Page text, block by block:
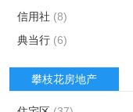
信用社 (8)
典当行 (6)
攀枝花房地产